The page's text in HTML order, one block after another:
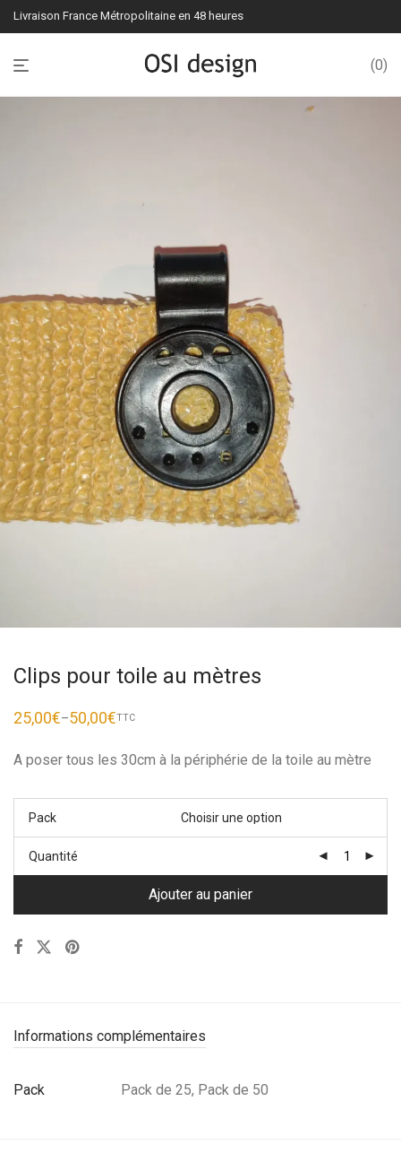
Livraison France Métropolitaine en 48 heures
0
Clips pour toile au mètres
25,00€–50,00€TTC
A poser tous les 30cm à la périphérie de la toile au mètre
Pack
Quantité
Ajouter au panier
Informations complémentaires
Pack Pack de 25, Pack de 50